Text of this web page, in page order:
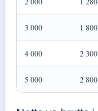
3 000 1
4 000 2
5 000 2